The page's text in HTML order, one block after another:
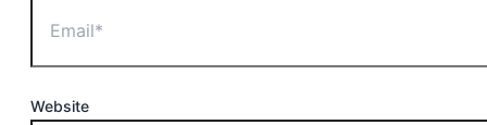
Website